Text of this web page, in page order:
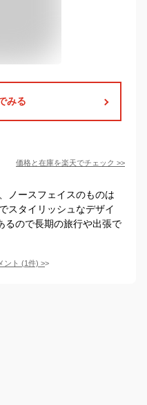
みる
価格と在庫を楽天でチェック >>
ノースフェイスのものは
スタイリッシュなデザイ
るので長期の旅行や出張で
ント (1件) >